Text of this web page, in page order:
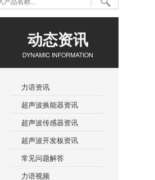
动态资讯
DYNAMIC INFORMATION
力语资讯
超声波换能器资讯
超声波传感器资讯
超声波开发板资讯
常见问题解答
力语视频